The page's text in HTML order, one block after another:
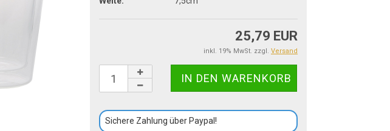
25,79 EUR
inkl. 19% MwSt. zzgl. Versand
Sichere Zahlung über Paypal!